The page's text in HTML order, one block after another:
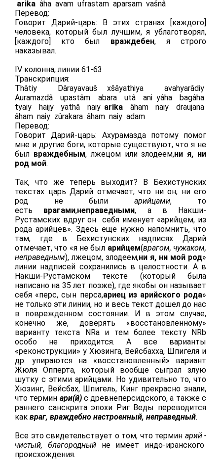
arika âha avam ufrastam aparsam vašnâ
Перевод:
Говорит Дарий-царь: В этих странах [каждого]
человека, который был лучшим, я ублаготворял,
[каждого] кто был враждебен, я строго
наказывал.
IV колонна, линии 61-63
Транскрипция:
Thâtiy Dârayavauš xšâyathiya avahyarâdiy
Auramazdâ upastâm abara utâ ani yâha bagâha
tyaiy haijy yathâ naiy arika âham naiy draujana
âham naiy zûrakara âham naiy adam
Перевод:
Говорит Дарий-царь: Ахурамазда потому помог
мне и другие боги, которые существуют, что я не
был враждебным, лжецом или злодеем,ни я, ни
род мой.
Так, что же теперь выходит? В Бехистунских
текстах царь Дарий отмечает, что ни он, ни его
род не были арийцами, то
есть врагами,неправедными, а в Накши-
Рустамских вдруг он себя именует «арийцем, из
рода арийцев». Здесь еще нужно напомнить, что
там, где в Бехистунских надписях Дарий
отмечает, что «я не был арийцем(врагом, чужаком,
неправедным), лжецом, злодеем,ни я, ни мой род»
линии надписей сохранились в целостности. А в
Накши-Рустамском тексте (который была
написано на 35 лет позже), где якобы он называет
себя «перс, сын перса,ариец из арийского рода»
не только эти линии, но и весь текст дошел до нас
в поврежденном состоянии. И в этом случае,
конечно же, доверять «восстановленному»
варианту текста NRa и тем более тексту NRb
особо не приходится. А все варианты
«реконструкции» у Хюзинга, Вейсбахха, Шпигеля и
др. упираются на «восстановленный» вариант
Жюля Опперта, который вообще сыграл злую
шутку с этими арийцами. Но удивительно то, что
Хюзинг, Вейсбах, Шпигель, Кинг прекрасно знали,
что термин ари(й) с древнеперсидского, а также с
раннего санскрита эпохи Риг Веды переводится
как враг, враждебно настроенный, неправедный.
Все это свидетельствует о том, что термин арий -
чистый, благородный не имеет индо-иранского
происхождения.